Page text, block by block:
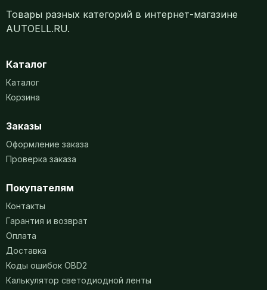
Товары разных категорий в интернет-магазине
AUTOELL.RU.
Каталог
Каталог
Корзина
Заказы
Оформление заказа
Проверка заказа
Покупателям
Контакты
Гарантия и возврат
Оплата
Доставка
Коды ошибок OBD2
Калькулятор светодиодной ленты